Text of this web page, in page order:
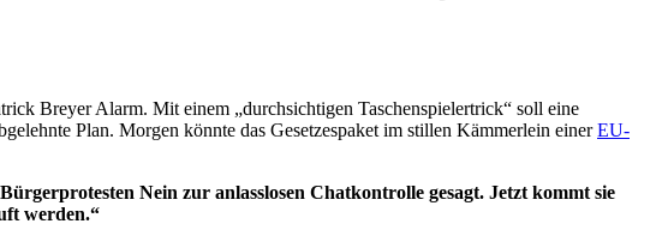
Breyer Alarm. Mit einem „durchsichtigen Taschenspielertrick“ soll eine
Plan. Morgen könnte das Gesetzespaket im stillen Kämmerlein einerEU-
Nein zur anlasslosen Chatkontrolle gesagt. Jetzt kommt sie
werden.“